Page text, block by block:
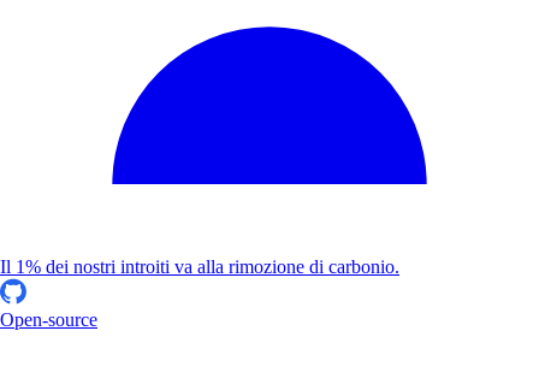
Il 1% dei nostri introiti va alla rimozione di carbonio.
Open-source